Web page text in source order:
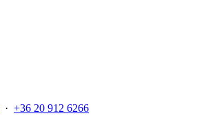
· +36 20 912 6266